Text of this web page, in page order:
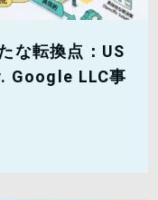
な転換点：US
Google LLC事